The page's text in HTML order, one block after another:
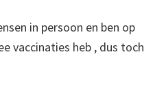
in persoon en ben op
vaccinaties heb , dus toch